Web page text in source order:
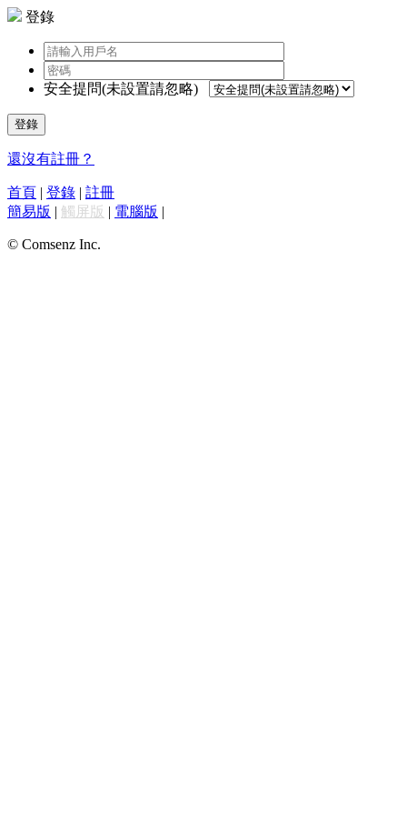
登錄
安全提問(未設置請忽略)
登錄
還沒有註冊？
首頁 | 登錄 | 註冊
簡易版 | 觸屏版 | 電腦版 |
© Comsenz Inc.